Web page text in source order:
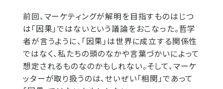
前回、マーケティングが解明を目指すものはじつ
は「因果」ではないという議論をおこなった。哲学
者が言うように、「因果」は世界に成立する関係性
ではなく、私たちの頭のなかや言葉づかいによって
想定されるものなのかもしれない。そして、マーケ
ッターが取り扱うのは、せいぜい「相関」であって